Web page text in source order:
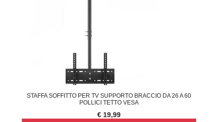
STAFFA SOFFITTO PER TV SUPPORTO BRACCIO DA 26 A 60
POLLICI TETTO VESA
€ 19,99